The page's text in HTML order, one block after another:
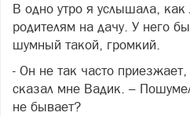
В одно утро я услышала,
родителям на дачу. У него
шумный такой, громкий.
- Он не так часто приезжает,
сказал мне Вадик. –
не бывает?